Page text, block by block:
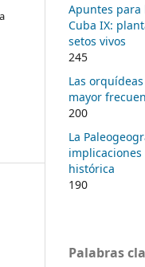
Apuntes para
Cuba IX:
setos vivos
245
Las
mayor
200
La
histórica
190
Palabras